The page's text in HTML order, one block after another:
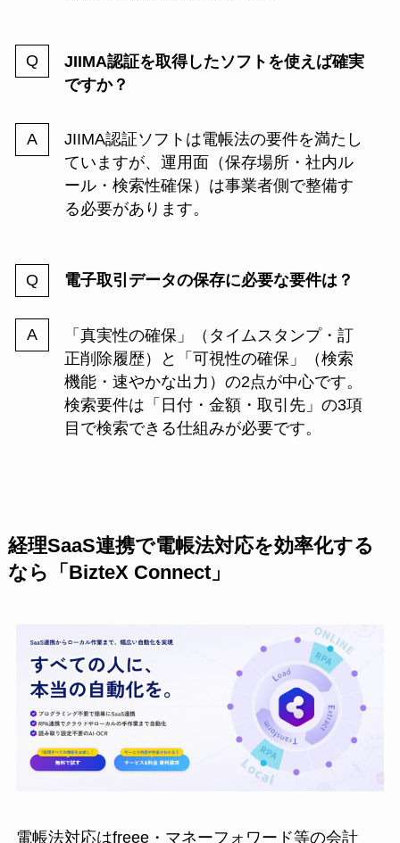
JIIMA認証を取得したソフトを使えば確実
ですか？
JIIMA認証ソフトは電帳法の要件を満たし
ていますが、運用面（保存場所・社内ル
ール・検索性確保）は事業者側で整備す
る必要があります。
電子取引データの保存に必要な要件は？
「真実性の確保」（タイムスタンプ・訂
正削除履歴）と「可視性の確保」（検索
機能・速やかな出力）の2点が中心です。
検索要件は「日付・金額・取引先」の3項
目で検索できる仕組みが必要です。
経理SaaS連携で電帳法対応を効率化する
なら「BizteX Connect」
電帳法対応はfreee・マネーフォワード等の会計